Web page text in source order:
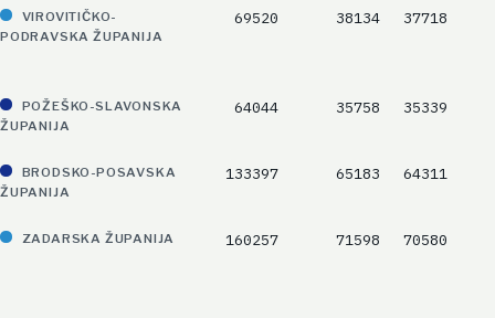
VIROVITIČKO-
PODRAVSKA ŽUPANIJA
69520 38134 37718
POŽEŠKO-SLAVONSKA
ŽUPANIJA
64044 35758 35339
BRODSKO-POSAVSKA
ŽUPANIJA
133397 65183 64311
ZADARSKA ŽUPANIJA 160257 71598 70580